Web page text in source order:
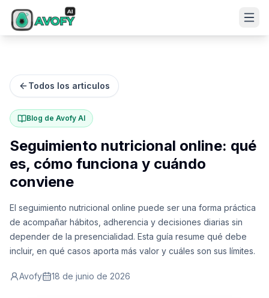
Todos los articulos
Blog de Avofy AI
Seguimiento nutricional online: qué
es, cómo funciona y cuándo
conviene
El seguimiento nutricional online puede ser una forma práctica
de acompañar hábitos, adherencia y decisiones diarias sin
depender de la presencialidad. Esta guía resume qué debe
incluir, en qué casos aporta más valor y cuáles son sus límites.
Avofy 18 de junio de 2026